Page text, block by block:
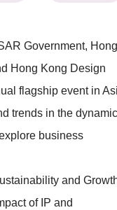
Government, Hong
Hong Kong Design
flagship event in
trends in the dynamic
business
and
of IP and